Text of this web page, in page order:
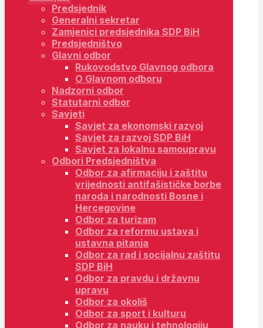
Predsjednik
Generalni sekretar
Zamjenici predsjednika SDP BiH
Predsjedništvo
Glavni odbor
Rukovodstvo Glavnog odbora
O Glavnom odboru
Nadzorni odbor
Statutarni odbor
Savjeti
Savjet za ekonomski razvoj
Savjet za razvoj SDP BiH
Savjet za lokalnu samoupravu
Odbori Predsjedništva
Odbor za afirmaciju i zaštitu
vrijednosti antifašističke borbe
naroda i narodnosti Bosne i
Hercegovine
Odbor za turizam
Odbor za reformu ustava i
ustavna pitanja
Odbor za rad i socijalnu zaštitu
SDP BiH
Odbor za pravdu i državnu
upravu
Odbor za okoliš
Odbor za sport i kulturu
Odbor za nauku i tehnologiju